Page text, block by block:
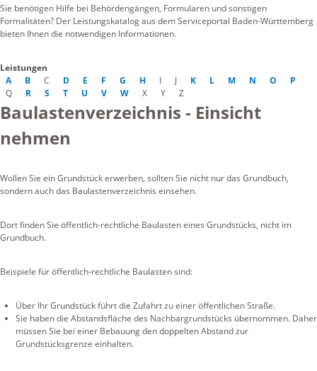
Sie benötigen Hilfe bei Behördengängen, Formularen und sonstigen
Formalitäten? Der Leistungskatalog aus dem Serviceportal Baden-Württemberg
bieten Ihnen die notwendigen Informationen.
Leistungen
A
B C D E F G H I J K L M N O
P
Q
R S T U V W X Y Z
Baulastenverzeichnis - Einsicht
nehmen
Wollen Sie ein Grundstück erwerben, sollten Sie nicht nur das Grundbuch,
sondern auch das Baulastenverzeichnis einsehen.
Dort finden Sie öffentlich-rechtliche Baulasten eines Grundstücks, nicht im
Grundbuch.
Beispiele für öffentlich-rechtliche Baulasten sind:
Über Ihr Grundstück führt die Zufahrt zu einer öffentlichen Straße.
Sie haben die Abstandsfläche des Nachbargrundstücks übernommen. Daher
müssen Sie bei einer Bebauung den doppelten Abstand zur
Grundstücksgrenze einhalten.